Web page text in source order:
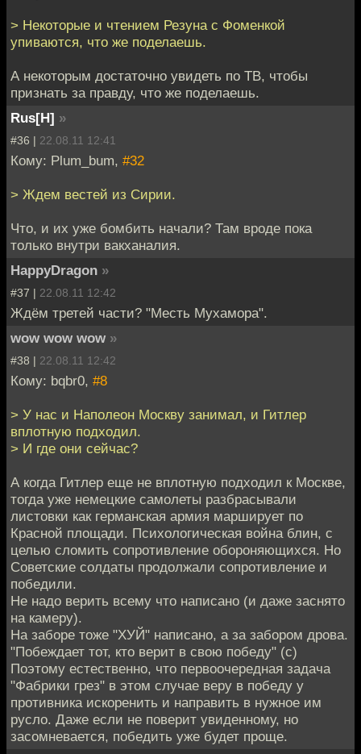
> Некоторые и чтением Резуна с Фоменкой
упиваются, что же поделаешь.
А некоторым достаточно увидеть по ТВ, чтобы
признать за правду, что же поделаешь.
Rus[H] »
#36 | 22.08.11 12:41
Кому: Plum_bum, #32
> Ждем вестей из Сирии.
Что, и их уже бомбить начали? Там вроде пока
только внутри вакханалия.
HappyDragon »
#37 | 22.08.11 12:42
Ждём третей части? "Месть Мухамора".
wow wow wow »
#38 | 22.08.11 12:42
Кому: bqbr0, #8
> У нас и Наполеон Москву занимал, и Гитлер
вплотную подходил.
> И где они сейчас?
А когда Гитлер еще не вплотную подходил к Москве,
тогда уже немецкие самолеты разбрасывали
листовки как германская армия марширует по
Красной площади. Психологическая война блин, с
целью сломить сопротивление обороняющихся. Но
Советские солдаты продолжали сопротивление и
победили.
Не надо верить всему что написано (и даже заснято
на камеру).
На заборе тоже "ХУЙ" написано, а за забором дрова.
"Побеждает тот, кто верит в свою победу" (с)
Поэтому естественно, что первоочередная задача
"Фабрики грез" в этом случае веру в победу у
противника искоренить и направить в нужное им
русло. Даже если не поверит увиденному, но
засомневается, победить уже будет проще.